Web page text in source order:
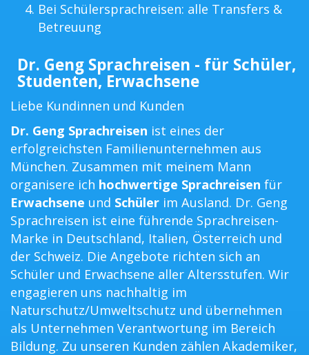
Bei Schülersprachreisen: alle Transfers &
Betreuung
Dr. Geng Sprachreisen - für Schüler,
Studenten, Erwachsene
Liebe Kundinnen und Kunden
Dr. Geng Sprachreisen ist eines der
erfolgreichsten Familienunternehmen aus
München. Zusammen mit meinem Mann
organisere ich hochwertige Sprachreisen für
Erwachsene und Schüler im Ausland. Dr. Geng
Sprachreisen ist eine führende Sprachreisen-
Marke in Deutschland, Italien, Österreich und
der Schweiz. Die Angebote richten sich an
Schüler und Erwachsene aller Altersstufen. Wir
engagieren uns nachhaltig im
Naturschutz/Umweltschutz und übernehmen
als Unternehmen Verantwortung im Bereich
Bildung. Zu unseren Kunden zählen Akademiker,